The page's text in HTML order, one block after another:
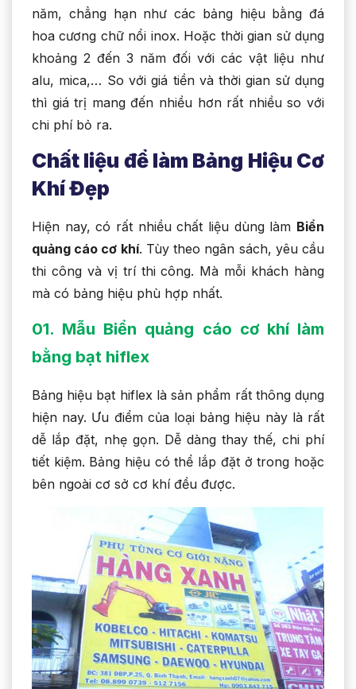
năm, chẳng hạn như các bảng hiệu bằng đá
hoa cương chữ nổi inox. Hoặc thời gian sử dụng
khoảng 2 đến 3 năm đối với các vật liệu như
alu, mica,… So với giá tiền và thời gian sử dụng
thì giá trị mang đến nhiều hơn rất nhiều so với
chi phí bỏ ra.
Chất liệu để làm Bảng Hiệu Cơ
Khí Đẹp
Hiện nay, có rất nhiều chất liệu dùng làm Biển
quảng cáo cơ khí. Tùy theo ngân sách, yêu cầu
thi công và vị trí thi công. Mà mỗi khách hàng
mà có bảng hiệu phù hợp nhất.
01. Mẫu Biển quảng cáo cơ khí làm
bằng bạt hiflex
Bảng hiệu bạt hiflex là sản phẩm rất thông dụng
hiện nay. Ưu điểm của loại bảng hiệu này là rất
dễ lắp đặt, nhẹ gọn. Dễ dàng thay thế, chi phí
tiết kiệm. Bảng hiệu có thể lắp đặt ở trong hoặc
bên ngoài cơ sở cơ khí đều được.